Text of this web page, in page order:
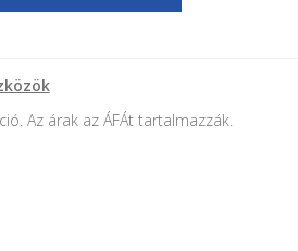
Az árak az ÁFÁt tartalmazzák.